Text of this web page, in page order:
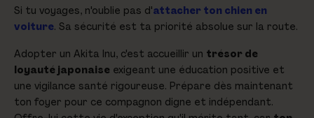
Si tu voyages, n'oublie pas d'attacher ton chien en
voiture. Sa sécurité est ta priorité absolue sur la route.
Adopter un Akita Inu, c'est accueillir un trésor de
loyauté japonaise exigeant une éducation positive et
une vigilance santé rigoureuse. Prépare dès maintenant
ton foyer pour ce compagnon digne et indépendant.